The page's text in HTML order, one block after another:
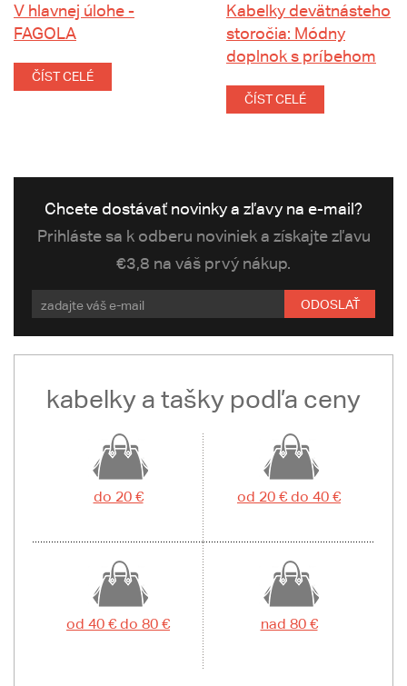
V hlavnej úlohe -
FAGOLA
ČÍST CELÉ
Kabelky devätnásteho
storočia: Módny
doplnok s príbehom
ČÍST CELÉ
Chcete dostávať novinky a zľavy na e-mail?
Prihláste sa k odberu noviniek a získajte zľavu
€3,8 na váš prvý nákup.
ODOSLAŤ
kabelky a tašky podľa ceny
do 20 € od 20 € do 40 €
od 40 € do 80 € nad 80 €